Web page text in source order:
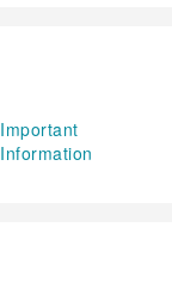
Important
Information